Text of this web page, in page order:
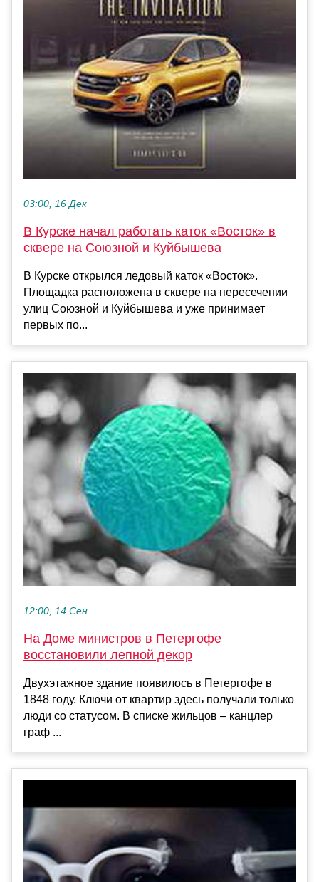
03:00, 16 Дек
В Курске начал работать каток «Восток» в
сквере на Союзной и Куйбышева
В Курске открылся ледовый каток «Восток».
Площадка расположена в сквере на пересечении
улиц Союзной и Куйбышева и уже принимает
первых по...
12:00, 14 Сен
На Доме министров в Петергофе
восстановили лепной декор
Двухэтажное здание появилось в Петергофе в
1848 году. Ключи от квартир здесь получали только
люди со статусом. В списке жильцов – канцлер
граф ...